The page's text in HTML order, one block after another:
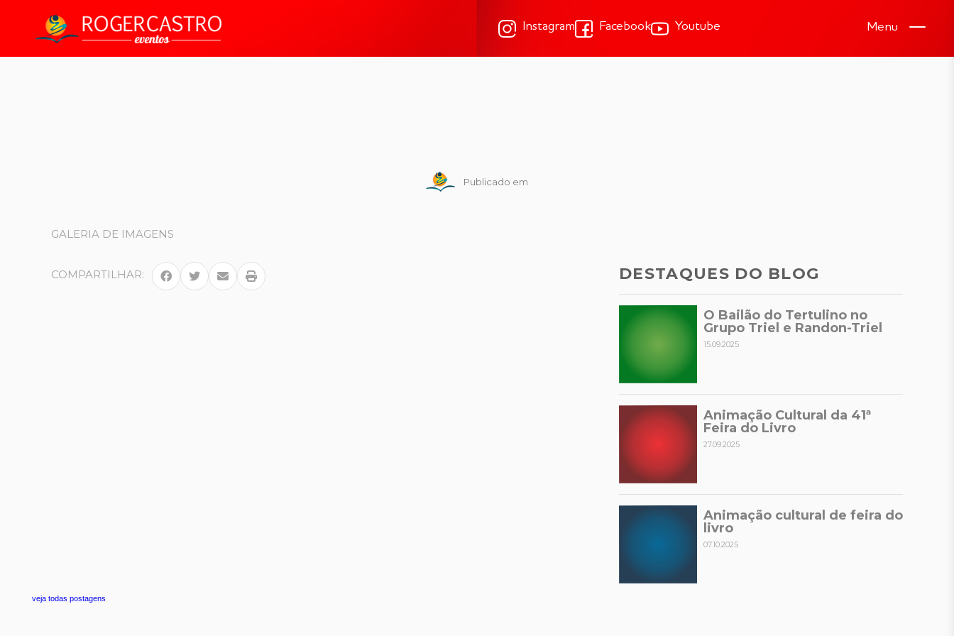
Instagram Facebook Youtube Menu
Publicado em
GALERIA DE IMAGENS
COMPARTILHAR: DESTAQUES DO BLOG
O Bailão do Tertulino no
Grupo Triel e Randon-Triel
15.09.2025
Animação Cultural da 41ª
Feira do Livro
27.09.2025
Animação cultural de feira do
livro
07.10.2025
veja todas postagens